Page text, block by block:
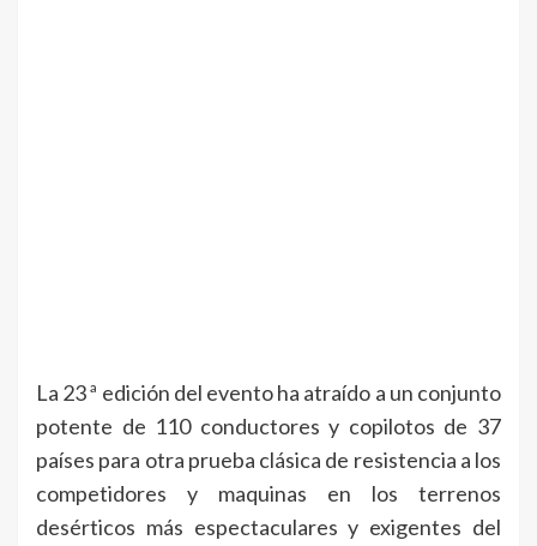
La 23 ª edición del evento ha atraído a un conjunto
potente de 110 conductores y copilotos de 37
países para otra prueba clásica de resistencia a los
competidores y maquinas en los terrenos
desérticos más espectaculares y exigentes del